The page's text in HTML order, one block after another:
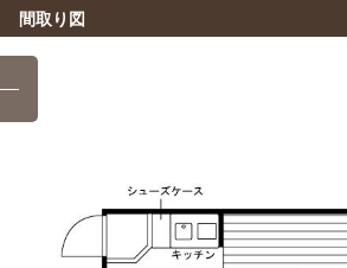
京都精華大学(大学院)
間取り図